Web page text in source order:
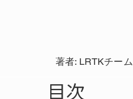
著者: LRTKチーム
目次